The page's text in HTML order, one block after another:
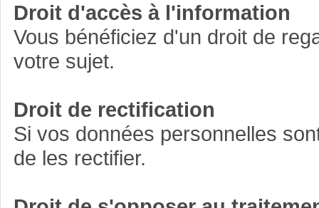
Droit d'accès à l'information
Vous bénéficiez d'un droit de
votre sujet.
Droit de rectification
Si vos données personnelles
de les rectifier.